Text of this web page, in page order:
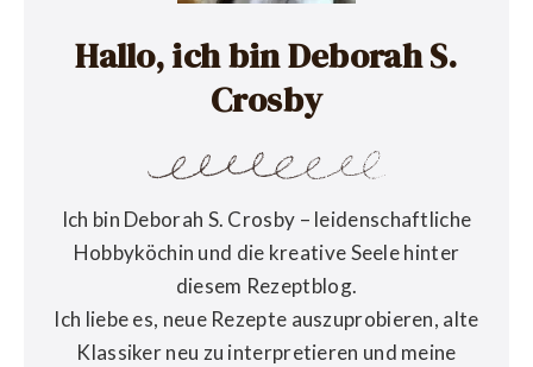
Hallo, ich bin Deborah S.
Crosby
Ich bin Deborah S. Crosby – leidenschaftliche
Hobbyköchin und die kreative Seele hinter
diesem Rezeptblog.
Ich liebe es, neue Rezepte auszuprobieren, alte
Klassiker neu zu interpretieren und meine